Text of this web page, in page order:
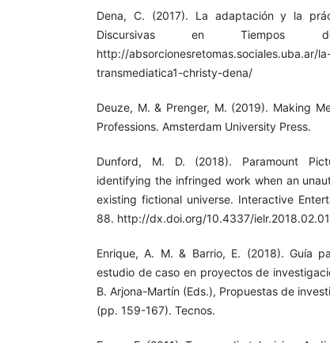
Dena, C. (2017). La adaptación y la
Discursivas en Tiempos
http://absorcionesretomas.sociales.uba.ar/
transmediatica1-christy-dena/
Deuze, M. & Prenger, M. (2019). Making
Professions. Amsterdam University Press.
Dunford, M. D. (2018). Paramount
identifying the infringed work when an
existing fictional universe. Interactive
88. http://dx.doi.org/10.4337/ielr.2018.02.01
Enrique, A. M. & Barrio, E. (2018). Guía
estudio de caso en proyectos de
B. Arjona-Martín (Eds.), Propuestas de
(pp. 159-167). Tecnos.